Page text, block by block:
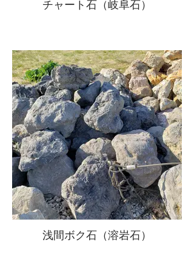
チャート石（岐阜石）
浅間ボク石（溶岩石）